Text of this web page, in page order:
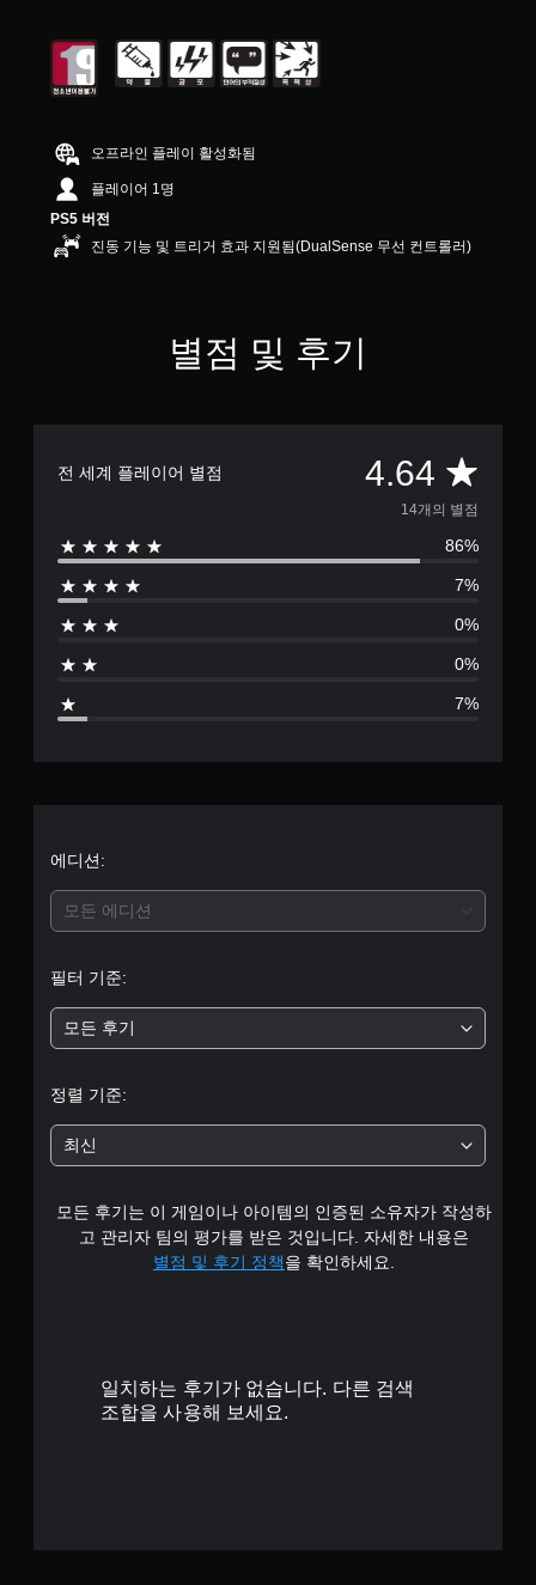
별
평
4
4
개
별
오프라인 플레이 활성화됨
플레이어 1명
PS5 버전
진동 기능 및 트리거 효과 지원됨(DualSense 무선 컨트롤러)
별점 및 후기
전 세계 플레이어 별점 4.64 총
1
4
별
으
중
평
4
.
6
14개의 별점
86%
7%
0%
0%
7%
에디션:
모든 에디션
필터 기준:
모든 후기
정렬 기준:
최신
모든 후기는 이 게임이나 아이템의 인증된 소유자가 작성하
고 관리자 팀의 평가를 받은 것입니다. 자세한 내용은
별점 및 후기 정책을 확인하세요.
일치하는 후기가 없습니다. 다른 검색
조합을 사용해 보세요.